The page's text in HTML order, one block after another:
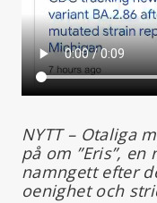
NYTT – Otaliga
på om ”Eris”, en
namngett efter
oenighet och